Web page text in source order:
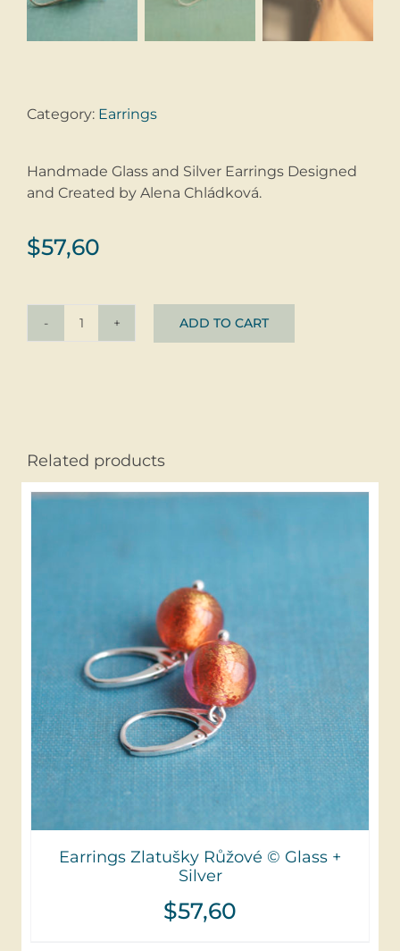
$57,60
Handmade Glass and Silver Earrings Designed
and Created by Alena Chládková.
Rarrings
quantity
ADD TO CART
Category: Earrings
Related products
Earrings Zlatušky Růžové © Glass +
Silver
$57,60